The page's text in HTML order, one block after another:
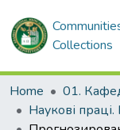
Collections
Home 01.